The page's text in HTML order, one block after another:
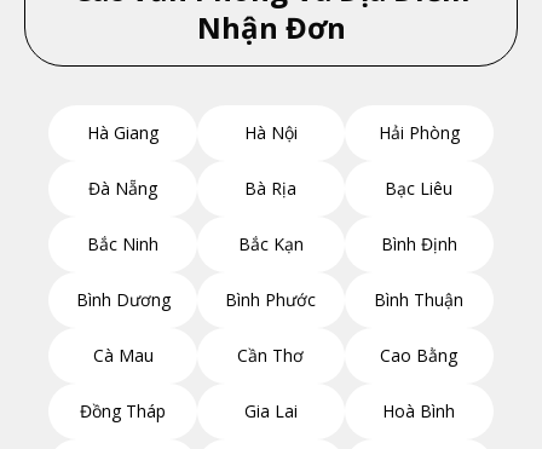
Nhận Đơn
Hà Giang Hà Nội Hải Phòng
Đà Nẵng Bà Rịa Bạc Liêu
Bắc Ninh Bắc Kạn Bình Định
Bình Dương Bình Phước Bình Thuận
Cà Mau Cần Thơ Cao Bằng
Đồng Tháp Gia Lai Hoà Bình